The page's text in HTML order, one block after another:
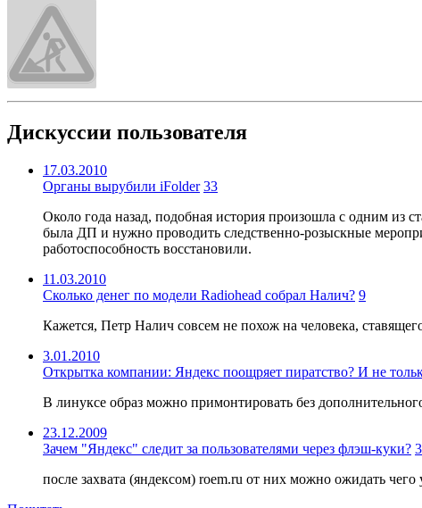
Дискуссии пользователя
17.03.2010
Органы вырубили iFolder 33
Около года назад, подобная история произошла с одним из
была ДП и нужно проводить следственно-розыскные
работоспособность восстановили.
11.03.2010
Сколько денег по модели Radiohead собрал Налич? 9
Кажется, Петр Налич совсем не похож на человека,
3.01.2010
Открытка компании: Яндекс поощряет пиратство? И не
В линуксе образ можно примонтировать без
23.12.2009
Зачем "Яндекс" следит за пользователями через флэш-куки?
после захвата (яндексом) roem.ru от них можно ожидать чего